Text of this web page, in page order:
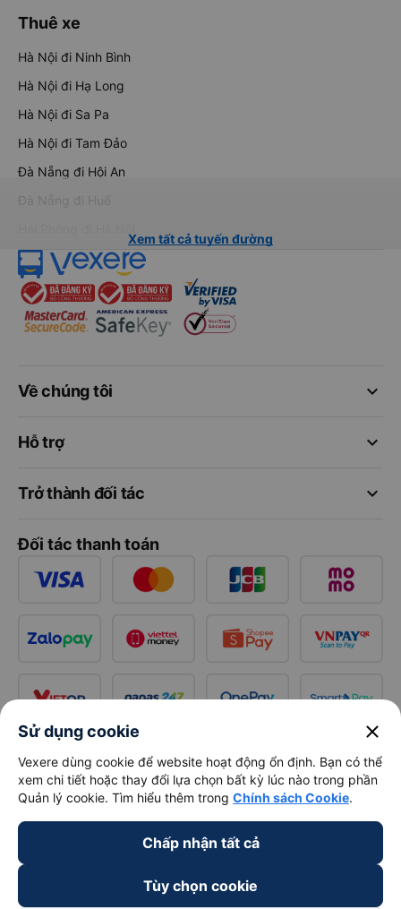
Thuê xe
Hà Nội đi Ninh Bình
Hà Nội đi Hạ Long
Hà Nội đi Sa Pa
Hà Nội đi Tam Đảo
Đà Nẵng đi Hội An
Đà Nẵng đi Huế
Xem tất cả tuyến đường
keyboard_arrow_down
Về chúng tôi
keyboard_arrow_down
Hỗ trợ
keyboard_arrow_down
Trở thành đối tác
Đối tác thanh toán
Sử dụng cookie close
Vexere dùng cookie để website hoạt động ổn định. Bạn có thể
xem chi tiết hoặc thay đổi lựa chọn bất kỳ lúc nào trong phần
Quản lý cookie. Tìm hiểu thêm trong Chính sách Cookie.
Chấp nhận tất cả
Tùy chọn cookie